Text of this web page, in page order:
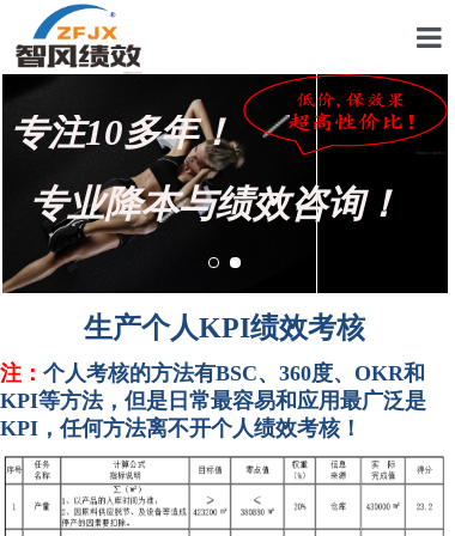
专注10多年！
专业降本与绩效咨询！
首页
关于我
薪酬设
生产绩
仓储绩
文化绩
生产个人KPI绩效考核
注： 个人考核的方法有BSC、360度、OKR和
KPI等方法，但是日常最容易和应用最广泛是
KPI，任何方法离不开个人绩效考核！